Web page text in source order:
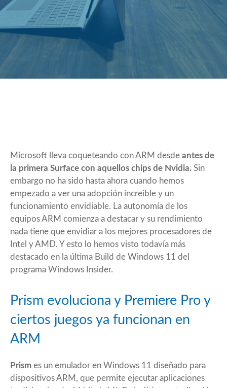
Microsoft lleva coqueteando con ARM desde antes de
la primera Surface con aquellos chips de Nvidia. Sin
embargo no ha sido hasta ahora cuando hemos
empezado a ver una adopción increíble y un
funcionamiento envidiable. La autonomía de los
equipos ARM comienza a destacar y su rendimiento
nada tiene que envidiar a los mejores procesadores de
Intel y AMD. Y esto lo hemos visto todavía más
destacado en la última Build de Windows 11 del
programa Windows Insider.
Prism evoluciona y Premiere Pro y
ciertos juegos ya funcionan en
ARM
Prism es un emulador en Windows 11 diseñado para
dispositivos ARM, que permite ejecutar aplicaciones